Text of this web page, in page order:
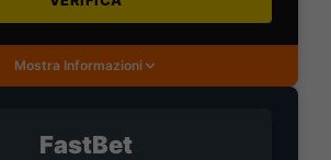
Mostra Informazioni
FastBet